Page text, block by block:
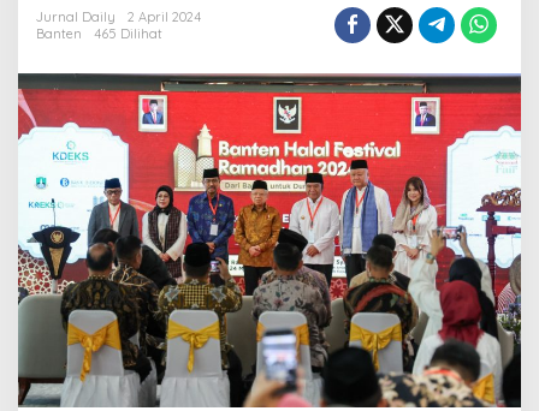
t
v
a
l
R
m
a
d
h
a
n
d
i
P
I
K
Jurnal Daily
2 April 2024
Banten
465 Dilihat